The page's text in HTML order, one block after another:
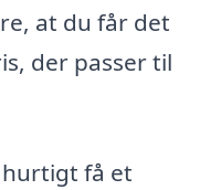
at du får det
der passer til
få et